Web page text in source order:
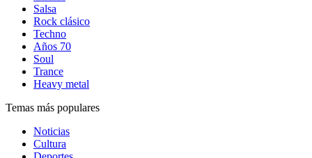
Salsa
Rock clásico
Techno
Años 70
Soul
Trance
Heavy metal
Temas más populares
Noticias
Cultura